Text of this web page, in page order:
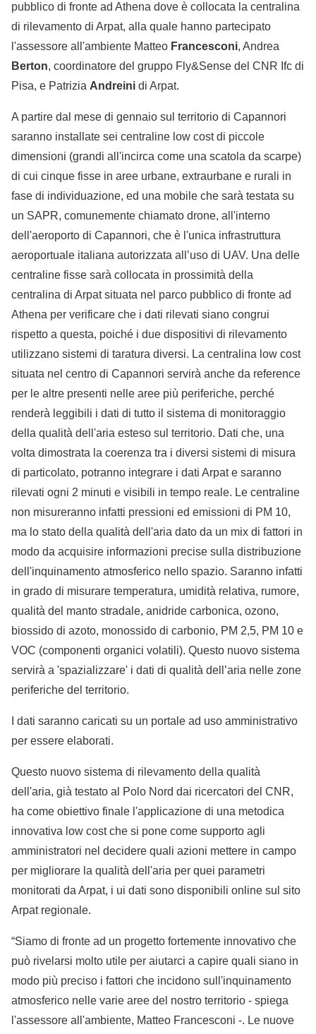
pubblico di fronte ad Athena dove è collocata la centralina
di rilevamento di Arpat, alla quale hanno partecipato
l'assessore all'ambiente Matteo Francesconi, Andrea
Berton, coordinatore del gruppo Fly&Sense del CNR Ifc di
Pisa, e Patrizia Andreini di Arpat.
A partire dal mese di gennaio sul territorio di Capannori
saranno installate sei centraline low cost di piccole
dimensioni (grandi all'incirca come una scatola da scarpe)
di cui cinque fisse in aree urbane, extraurbane e rurali in
fase di individuazione, ed una mobile che sarà testata su
un SAPR, comunemente chiamato drone, all'interno
dell'aeroporto di Capannori, che è l'unica infrastruttura
aeroportuale italiana autorizzata all’uso di UAV. Una delle
centraline fisse sarà collocata in prossimità della
centralina di Arpat situata nel parco pubblico di fronte ad
Athena per verificare che i dati rilevati siano congrui
rispetto a questa, poiché i due dispositivi di rilevamento
utilizzano sistemi di taratura diversi. La centralina low cost
situata nel centro di Capannori servirà anche da reference
per le altre presenti nelle aree più periferiche, perché
renderà leggibili i dati di tutto il sistema di monitoraggio
della qualità dell'aria esteso sul territorio. Dati che, una
volta dimostrata la coerenza tra i diversi sistemi di misura
di particolato, potranno integrare i dati Arpat e saranno
rilevati ogni 2 minuti e visibili in tempo reale. Le centraline
non misureranno infatti pressioni ed emissioni di PM 10,
ma lo stato della qualità dell'aria dato da un mix di fattori in
modo da acquisire informazioni precise sulla distribuzione
dell'inquinamento atmosferico nello spazio. Saranno infatti
in grado di misurare temperatura, umidità relativa, rumore,
qualità del manto stradale, anidride carbonica, ozono,
biossido di azoto, monossido di carbonio, PM 2,5, PM 10 e
VOC (componenti organici volatili). Questo nuovo sistema
servirà a 'spazializzare' i dati di qualità dell’aria nelle zone
periferiche del territorio.
I dati saranno caricati su un portale ad uso amministrativo
per essere elaborati.
Questo nuovo sistema di rilevamento della qualità
dell'aria, già testato al Polo Nord dai ricercatori del CNR,
ha come obiettivo finale l'applicazione di una metodica
innovativa low cost che si pone come supporto agli
amministratori nel decidere quali azioni mettere in campo
per migliorare la qualità dell'aria per quei parametri
monitorati da Arpat, i ui dati sono disponibili online sul sito
Arpat regionale.
“Siamo di fronte ad un progetto fortemente innovativo che
può rivelarsi molto utile per aiutarci a capire quali siano in
modo più preciso i fattori che incidono sull'inquinamento
atmosferico nelle varie aree del nostro territorio - spiega
l'assessore all'ambiente, Matteo Francesconi -. Le nuove